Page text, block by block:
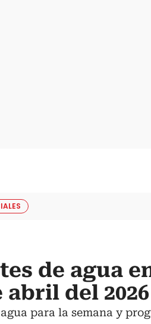
de agua
abril del 2026
para la semana y